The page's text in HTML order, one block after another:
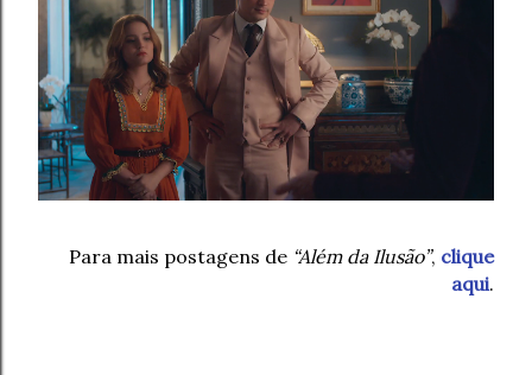
Para mais postagens de “Além da Ilusão”, clique
aqui.